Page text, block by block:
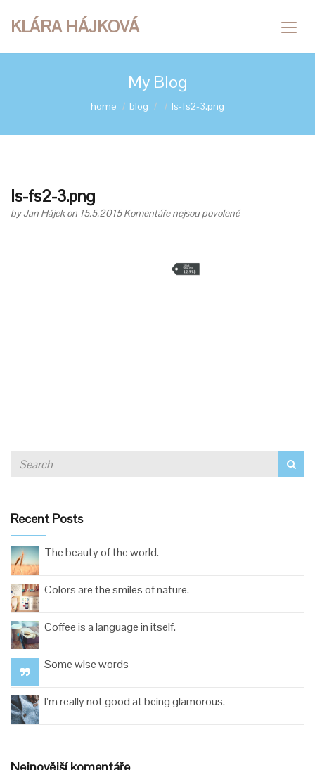
KLÁRA HÁJKOVÁ
My Blog
home blog ls-fs2-3.png
ls-fs2-3.png
byJan Hájekon 15.5.2015Komentáře nejsou povolenéu
Recent Posts
The beauty of the world.
Colors are the smiles of nature.
Coffee is a language in itself.
Some wise words
I’m really not good at being glamorous.